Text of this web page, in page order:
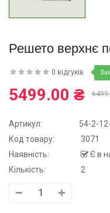
Решето верхнє
0 відгуків
5499.00 ₴
Артикул:
54-2-
Код товару:
3071
Наявність:
Є в
Кількість:
2